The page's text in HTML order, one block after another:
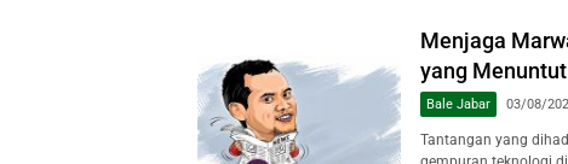
Menjaga
yang
Bale Jabar 03/08/
Tantangan yang